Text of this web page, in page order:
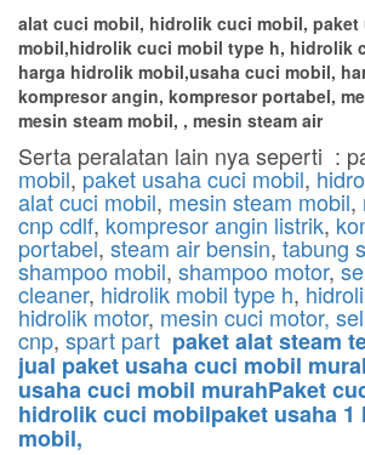
alat cuci mobil, hidrolik cuci mobil, paket
mobil,hidrolik cuci mobil type h, hidrolik
harga hidrolik mobil,usaha cuci mobil,
kompresor angin, kompresor portabel,
mesin steam mobil, , mesin steam air
Serta peralatan lain nya seperti :
mobil,paket usaha cuci mobil,
alat cuci mobil, mesin steam mobil,
cnp cdlf, kompresor angin listrik,
portabel, steam air bensin, tabung
shampoo mobil, shampoo motor,
cleaner, hidrolik mobil type h,
hidrolik motor, mesin cuci motor,
cnp, spart part paket alat steam
jual paket usaha cuci mobil
usaha cuci mobil murahPaket
hidrolik cuci mobilpaket usaha
mobil,